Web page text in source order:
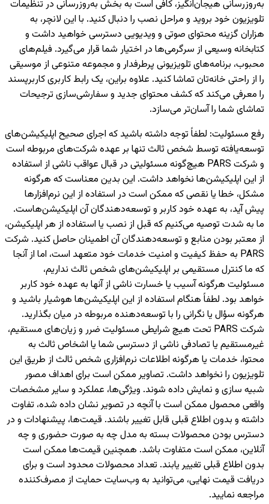
به‌روزرسانی هیجان‌انگیز، کافی است به بخش به‌روزرسانی در تنظیمات
تلویزیون خود بروید و مراحل نصب را دنبال کنید. با این لانچر، به
هزاران گزینه محتوای صوتی و ویدیویی دسترسی خواهید داشت و
کتابخانه وسیعی از سرگرمی‌ها در اختیار شما قرار می‌گیرد. فیلم‌های
محبوب، برنامه‌های تلویزیونی پرطرفدار و مجموعه متنوعی از موسیقی
را از راحتی خانه‌تان تماشا کنید. علاوه براین، یک رابط کاربری کاربرپسند
را معرفی می‌کند که کشف محتوای جدید و سفارشی‌سازی ترجیحات
تماشای شما را آسان‌تر می‌سازد.
رفع مسئولیت: لطفاً توجه داشته باشید که اجرای صحیح اپلیکیشن‌های
توسعه‌یافته توسط شخص ثالث تنها بر عهده شرکت‌های مربوطه است
و شرکت PARS هیچ‌گونه مسئولیتی در قبال عواقب ناشی از استفاده
از این اپلیکیشن‌ها نخواهد داشت. این بدین معناست که هرگونه
مشکل، خطا یا نقصی که ممکن است در استفاده از این نرم‌افزارها
پیش آید، به عهده خود کاربر و توسعه‌دهندگان آن اپلیکیشن‌هاست.
ما به شدت توصیه می‌کنیم که قبل از نصب یا استفاده از هر اپلیکیشن،
از معتبر بودن منابع و توسعه‌دهندگان آن اطمینان حاصل کنید. شرکت
PARS به حفظ کیفیت و امنیت خدمات خود متعهد است، اما از آنجا
که ما کنترل مستقیمی بر اپلیکیشن‌های شخص ثالث نداریم،
مسئولیت هرگونه آسیب یا خسارت ناشی از آنها به عهده خود کاربر
خواهد بود. لطفاً هنگام استفاده از این اپلیکیشن‌ها هوشیار باشید و
هرگونه سؤال یا نگرانی را با توسعه‌دهنده مربوطه در میان بگذارید.
شرکت PARS تحت هیچ شرایطی مسئولیت ضرر و زیان‌های مستقیم،
غیرمستقیم یا تصادفی ناشی از دسترسی شما یا اشخاص ثالث به
محتوا، خدمات یا هرگونه اطلاعات نرم‌افزاری شخص ثالث از طریق این
تلویزیون را نخواهد داشت. تصاویر ممکن است برای اهداف مصور
شبیه سازی و نمایش داده شوند. ویژگی‌ها، عملکرد و سایر مشخصات
واقعی محصول ممکن است با آنچه در تصویر نشان داده شده، تفاوت
داشته و بدون اطلاع قبلی قابل تغییر باشند. قیمت‌ها، پیشنهادات و در
دسترس بودن محصولات بسته به مدل چه به صورت حضوری و چه
آنلاین، ممکن است متفاوت باشد. همچنین قیمت‌ها ممکن است
بدون اطلاع قبلی تغییر یابند. تعداد محصولات محدود است و برای
دریافت قیمت نهایی، می‌توانید به وب‌سایت حمایت از مصرف‌کننده
مراجعه نمایید.